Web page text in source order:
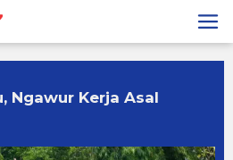
Ngawur Kerja Asal